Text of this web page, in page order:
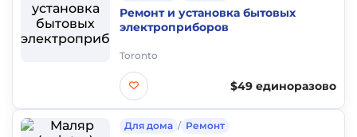
Ремонт и установка бытовых
электроприборов
Toronto
$49 единоразово
Для дома / Ремонт